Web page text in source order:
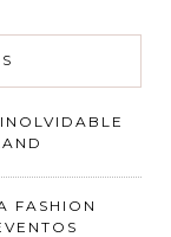
FASHION